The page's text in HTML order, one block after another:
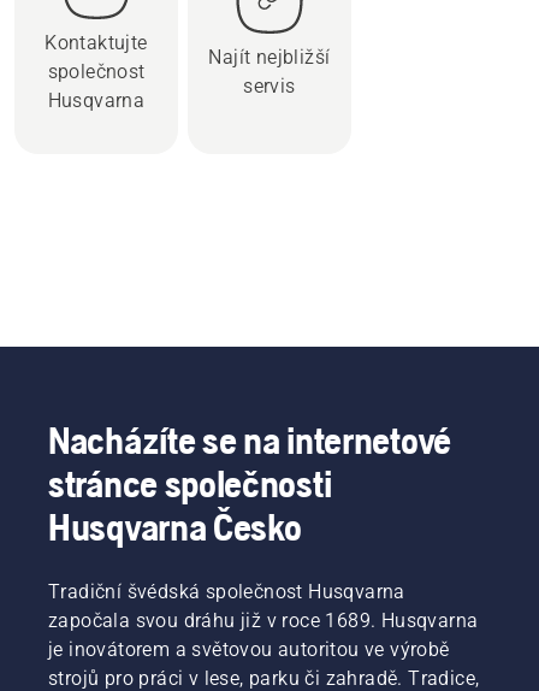
Kontaktujte
společnost
Husqvarna
Najít nejbližší
servis
Nacházíte se na internetové
stránce společnosti
Husqvarna Česko
Tradiční švédská společnost Husqvarna
započala svou dráhu již v roce 1689. Husqvarna
je inovátorem a světovou autoritou ve výrobě
strojů pro práci v lese, parku či zahradě. Tradice,